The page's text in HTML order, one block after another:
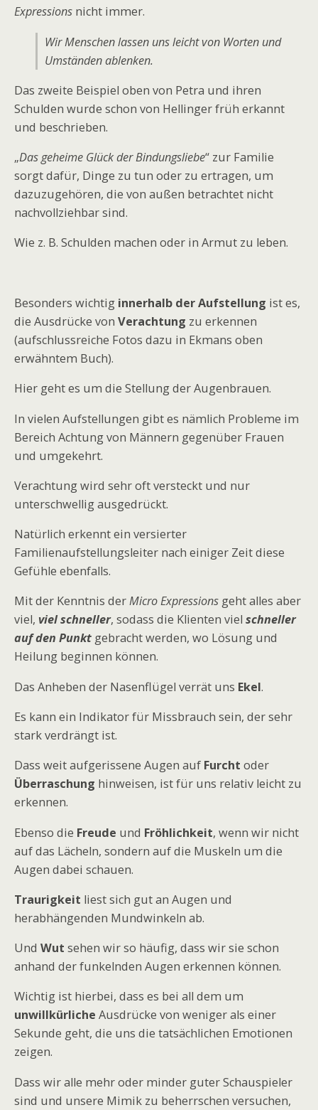
Expressions nicht immer.
Wir Menschen lassen uns leicht von Worten und
Umständen ablenken.
Das zweite Beispiel oben von Petra und ihren
Schulden wurde schon von Hellinger früh erkannt
und beschrieben.
„Das geheime Glück der Bindungsliebe“ zur Familie
sorgt dafür, Dinge zu tun oder zu ertragen, um
dazuzugehören, die von außen betrachtet nicht
nachvollziehbar sind.
Wie z. B. Schulden machen oder in Armut zu leben.
Besonders wichtig innerhalb der Aufstellung ist es,
die Ausdrücke von Verachtung zu erkennen
(aufschlussreiche Fotos dazu in Ekmans oben
erwähntem Buch).
Hier geht es um die Stellung der Augenbrauen.
In vielen Aufstellungen gibt es nämlich Probleme im
Bereich Achtung von Männern gegenüber Frauen
und umgekehrt.
Verachtung wird sehr oft versteckt und nur
unterschwellig ausgedrückt.
Natürlich erkennt ein versierter
Familienaufstellungsleiter nach einiger Zeit diese
Gefühle ebenfalls.
Mit der Kenntnis derMicro Expressions geht alles aber
viel, viel schneller, sodass die Klienten viel schneller
auf den Punkt gebracht werden, wo Lösung und
Heilung beginnen können.
Das Anheben der Nasenflügel verrät uns Ekel.
Es kann ein Indikator für Missbrauch sein, der sehr
stark verdrängt ist.
Dass weit aufgerissene Augen auf Furcht oder
Überraschung hinweisen, ist für uns relativ leicht zu
erkennen.
Ebenso die Freude und Fröhlichkeit, wenn wir nicht
auf das Lächeln, sondern auf die Muskeln um die
Augen dabei schauen.
Traurigkeit liest sich gut an Augen und
herabhängenden Mundwinkeln ab.
Und Wut sehen wir so häufig, dass wir sie schon
anhand der funkelnden Augen erkennen können.
Wichtig ist hierbei, dass es bei all dem um
unwillkürliche Ausdrücke von weniger als einer
Sekunde geht, die uns die tatsächlichen Emotionen
zeigen.
Dass wir alle mehr oder minder guter Schauspieler
sind und unsere Mimik zu beherrschen versuchen,